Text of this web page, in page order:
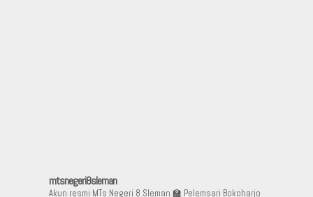
mtsnegeri8sleman
Akun resmi MTs Negeri 8 Sleman 🏫 Pelemsari Bokoharjo